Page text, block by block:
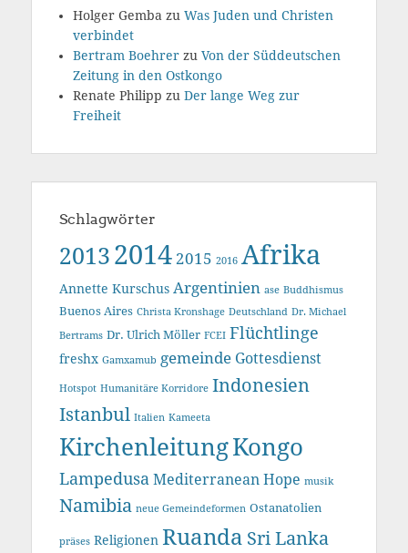
Holger Gemba zu Was Juden und Christen
verbindet
Bertram Boehrer zu Von der Süddeutschen
Zeitung in den Ostkongo
Renate Philipp zu Der lange Weg zur
Freiheit
Schlagwörter
2013 2014 2015 2016 Afrika
Annette Kurschus Argentinien ase Buddhismus
Buenos Aires Christa Kronshage Deutschland Dr. Michael
Bertrams Dr. Ulrich Möller FCEI Flüchtlinge
freshx Gamxamub gemeinde Gottesdienst
Hotspot Humanitäre Korridore Indonesien
Istanbul Italien Kameeta
KirchenleitungKongo
Lampedusa Mediterranean Hope musik
Namibia neue Gemeindeformen Ostanatolien
präses Religionen Ruanda Sri Lanka